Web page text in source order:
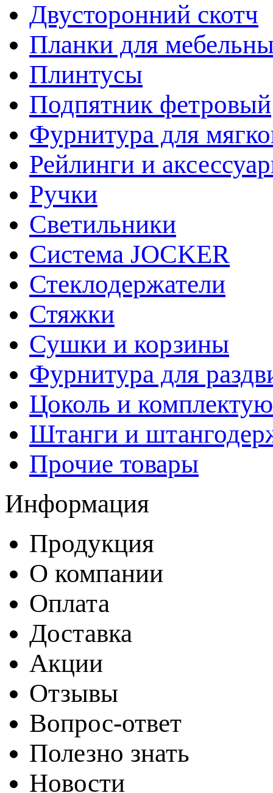
Двусторонний скотч
Планки для
Плинтусы
Подпятник фетровый
Фурнитура для
Рейлинги и
Ручки
Светильники
Система JOCKER
Стеклодержатели
Стяжки
Сушки и корзины
Фурнитура для
Цоколь и
Штанги и
Прочие товары
Информация
Продукция
О компании
Оплата
Доставка
Акции
Отзывы
Вопрос-ответ
Полезно знать
Новости